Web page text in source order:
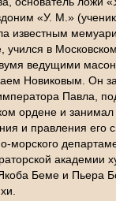
«У. М.»
известным
учился в
ведущими
Новиковым. Он
Павла,
ордене и
и правления его
морского
академии
Беме и Пьера